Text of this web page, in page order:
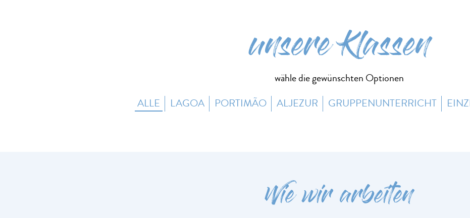
unsere Klassen
wähle die gewünschten Optionen
ALLE
LAGOA PORTIMÃO ALJEZUR GRUPPENUNTERRICHT
Wie wir arbeiten